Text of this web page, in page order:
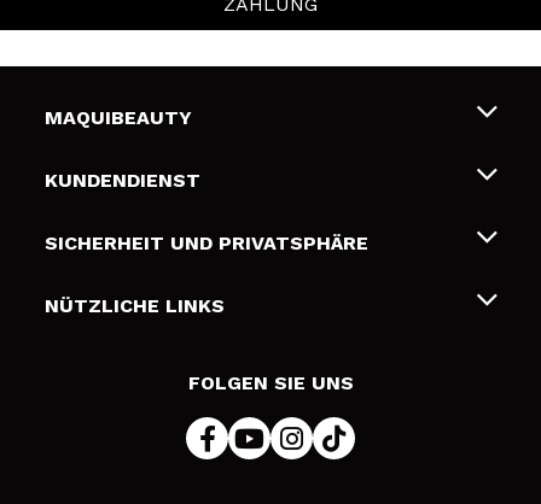
MAQUIBEAUTY
Über uns
Geschenkkarten
KUNDENDIENST
Liefer- und Versandkosten
Zahlung
SICHERHEIT UND PRIVATSPHÄRE
Bedingungen und Datenschutz
NÜTZLICHE LINKS
FOLGEN SIE UNS